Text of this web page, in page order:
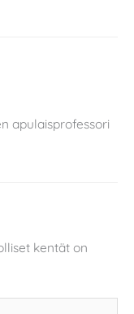
apulaisprofessori
kentät on